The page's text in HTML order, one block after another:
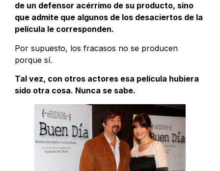
de un defensor acérrimo de su producto, sino
que admite que algunos de los desaciertos de la
película le corresponden.
Por supuesto, los fracasos no se producen
porque sí.
Tal vez, con otros actores esa película hubiera
sido otra cosa. Nunca se sabe.